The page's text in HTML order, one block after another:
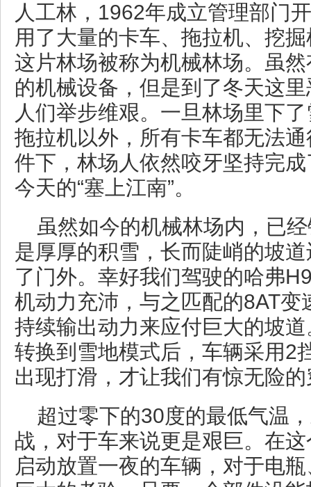
人工林，1962年成立管理部门
用了大量的卡车、拖拉机、挖
这片林场被称为机械林场。虽
的机械设备，但是到了冬天这
人们举步维艰。一旦林场里下
拖拉机以外，所有卡车都无法
件下，林场人依然咬牙坚持完
今天的“塞上江南”。
虽然如今的机械林场内，已
是厚厚的积雪，长而陡峭的坡
了门外。幸好我们驾驶的哈弗
机动力充沛，与之匹配的8AT变
持续输出动力来应付巨大的坡
转换到雪地模式后，车辆采用2
出现打滑，才让我们有惊无险
超过零下的30度的最低气温
战，对于车来说更是艰巨。在
启动放置一夜的车辆，对于电